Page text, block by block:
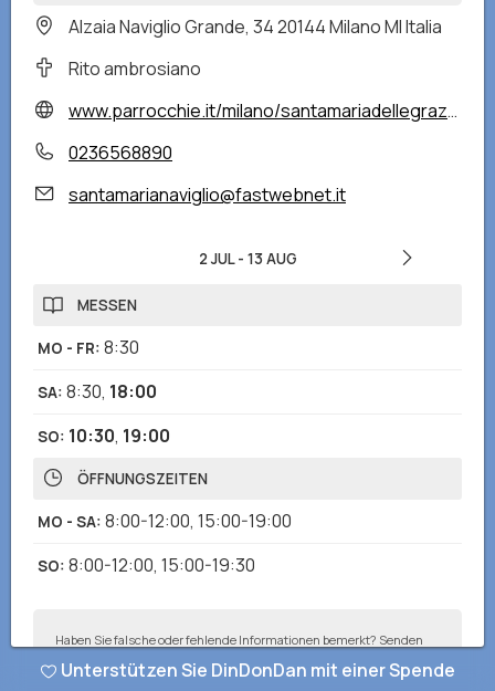
Alzaia Naviglio Grande, 34 20144 Milano MI Italia
Rito ambrosiano
www.parrocchie.it/milano/santamariadellegraziealnaviglio/
0236568890
santamarianaviglio@fastwebnet.it
2 JUL- 13 AUG
MESSEN
MO - FR: 8:30
SA: 8:30, 18:00
SO: 10:30, 19:00
ÖFFNUNGSZEITEN
MO - SA: 8:00-12:00, 15:00-19:00
SO: 8:00-12:00, 15:00-19:30
Haben Sie falsche oder fehlende Informationen bemerkt? Senden
korrigieren!
Unterstützen Sie DinDonDan mit einer Spende